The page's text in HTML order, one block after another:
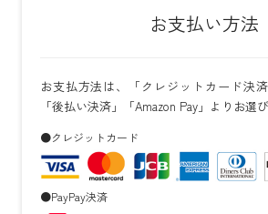
お支払い方法
お支払方法は、「クレジットカード決済
「後払い決済」「Amazon Pay」よりお選
●クレジットカード
●PayPay決済